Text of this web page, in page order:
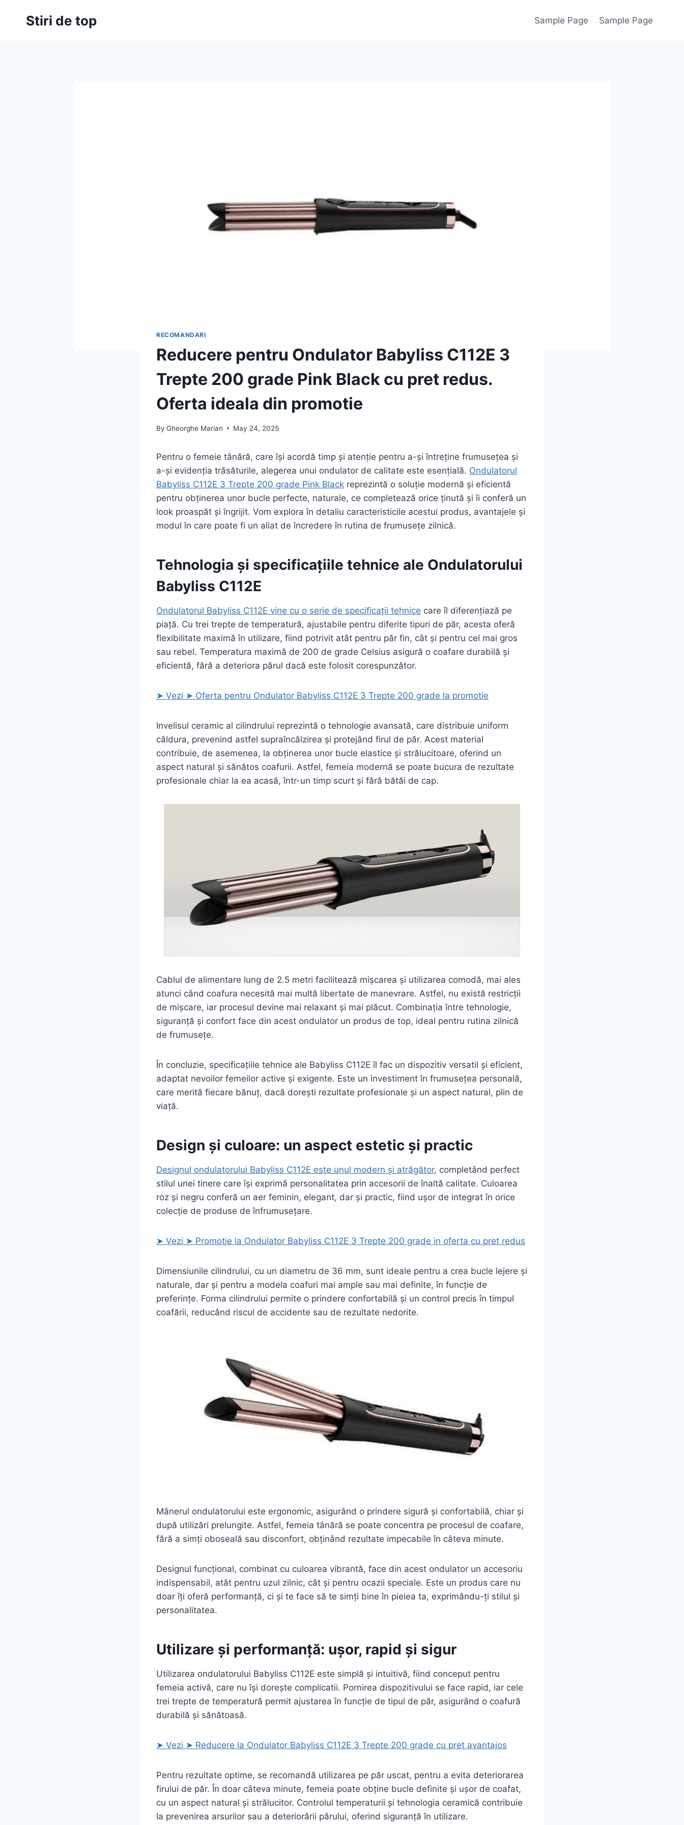
Stiri de top Sample Page Sample Page
RECOMANDARI
Reducere pentru Ondulator Babyliss C112E 3
Trepte 200 grade Pink Black cu pret redus.
Oferta ideala din promotie
By Gheorghe Marian May 24, 2025
Pentru o femeie tânără, care își acordă timp și atenție pentru a-și întreține frumusețea și
a-și evidenția trăsăturile, alegerea unui ondulator de calitate este esențială. Ondulatorul
Babyliss C112E 3 Trepte 200 grade Pink Black reprezintă o soluție modernă și eficientă
pentru obținerea unor bucle perfecte, naturale, ce completează orice ținută și îi conferă un
look proaspăt și îngrijit. Vom explora în detaliu caracteristicile acestui produs, avantajele și
modul în care poate fi un aliat de încredere în rutina de frumusețe zilnică.
Tehnologia și specificațiile tehnice ale Ondulatorului
Babyliss C112E
Ondulatorul Babyliss C112E vine cu o serie de specificații tehnice care îl diferențiază pe
piață. Cu trei trepte de temperatură, ajustabile pentru diferite tipuri de păr, acesta oferă
flexibilitate maximă în utilizare, fiind potrivit atât pentru păr fin, cât și pentru cel mai gros
sau rebel. Temperatura maximă de 200 de grade Celsius asigură o coafare durabilă și
eficientă, fără a deteriora părul dacă este folosit corespunzător.
➤ Vezi ➤ Oferta pentru Ondulator Babyliss C112E 3 Trepte 200 grade la promotie
Invelisul ceramic al cilindrului reprezintă o tehnologie avansată, care distribuie uniform
căldura, prevenind astfel supraîncălzirea și protejând firul de păr. Acest material
contribuie, de asemenea, la obținerea unor bucle elastice și strălucitoare, oferind un
aspect natural și sănătos coafurii. Astfel, femeia modernă se poate bucura de rezultate
profesionale chiar la ea acasă, într-un timp scurt și fără bătăi de cap.
Cablul de alimentare lung de 2.5 metri facilitează mișcarea și utilizarea comodă, mai ales
atunci când coafura necesită mai multă libertate de manevrare. Astfel, nu există restricții
de mișcare, iar procesul devine mai relaxant și mai plăcut. Combinația între tehnologie,
siguranță și confort face din acest ondulator un produs de top, ideal pentru rutina zilnică
de frumusețe.
În concluzie, specificațiile tehnice ale Babyliss C112E îl fac un dispozitiv versatil și eficient,
adaptat nevoilor femeilor active și exigente. Este un investiment în frumusețea personală,
care merită fiecare bănuț, dacă dorești rezultate profesionale și un aspect natural, plin de
viață.
Design și culoare: un aspect estetic și practic
Designul ondulatorului Babyliss C112E este unul modern și atrăgător, completând perfect
stilul unei tinere care își exprimă personalitatea prin accesorii de înaltă calitate. Culoarea
roz și negru conferă un aer feminin, elegant, dar și practic, fiind ușor de integrat în orice
colecție de produse de înfrumusețare.
➤ Vezi ➤ Promotie la Ondulator Babyliss C112E 3 Trepte 200 grade in oferta cu pret redus
Dimensiunile cilindrului, cu un diametru de 36 mm, sunt ideale pentru a crea bucle lejere și
naturale, dar și pentru a modela coafuri mai ample sau mai definite, în funcție de
preferințe. Forma cilindrului permite o prindere confortabilă și un control precis în timpul
coafării, reducând riscul de accidente sau de rezultate nedorite.
Mânerul ondulatorului este ergonomic, asigurând o prindere sigură și confortabilă, chiar și
după utilizări prelungite. Astfel, femeia tânără se poate concentra pe procesul de coafare,
fără a simți oboseală sau disconfort, obținând rezultate impecabile în câteva minute.
Designul funcțional, combinat cu culoarea vibrantă, face din acest ondulator un accesoriu
indispensabil, atât pentru uzul zilnic, cât și pentru ocazii speciale. Este un produs care nu
doar îți oferă performanță, ci și te face să te simți bine în pielea ta, exprimându-ți stilul și
personalitatea.
Utilizare și performanță: ușor, rapid și sigur
Utilizarea ondulatorului Babyliss C112E este simplă și intuitivă, fiind conceput pentru
femeia activă, care nu își dorește complicatii. Pornirea dispozitivului se face rapid, iar cele
trei trepte de temperatură permit ajustarea în funcție de tipul de păr, asigurând o coafură
durabilă și sănătoasă.
➤ Vezi ➤ Reducere la Ondulator Babyliss C112E 3 Trepte 200 grade cu pret avantajos
Pentru rezultate optime, se recomandă utilizarea pe păr uscat, pentru a evita deteriorarea
firului de păr. În doar câteva minute, femeia poate obține bucle definite și ușor de coafat,
cu un aspect natural și strălucitor. Controlul temperaturii și tehnologia ceramică contribuie
la prevenirea arsurilor sau a deteriorării părului, oferind siguranță în utilizare.